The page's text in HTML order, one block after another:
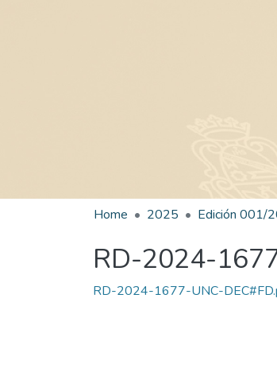
Home 2025
RD-2024-
RD-2024-1677-UNC-